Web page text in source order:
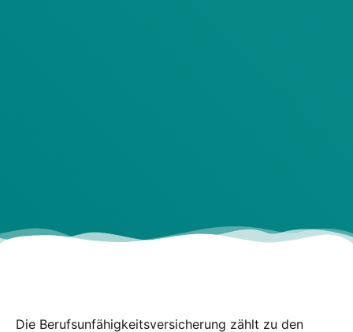
Die Berufs­un­fä­hig­keits­ver­si­che­rung zählt zu den